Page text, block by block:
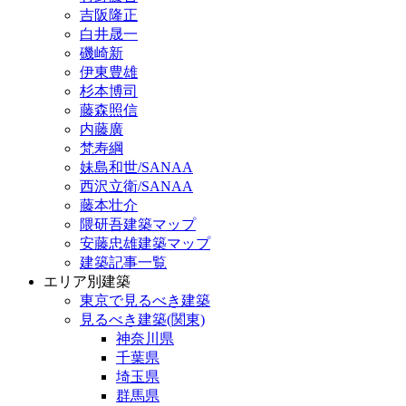
吉阪隆正
白井晟一
磯崎新
伊東豊雄
杉本博司
藤森照信
内藤廣
梵寿綱
妹島和世/SANAA
西沢立衛/SANAA
藤本壮介
隈研吾建築マップ
安藤忠雄建築マップ
建築記事一覧
エリア別建築
東京で見るべき建築
見るべき建築(関東)
神奈川県
千葉県
埼玉県
群馬県